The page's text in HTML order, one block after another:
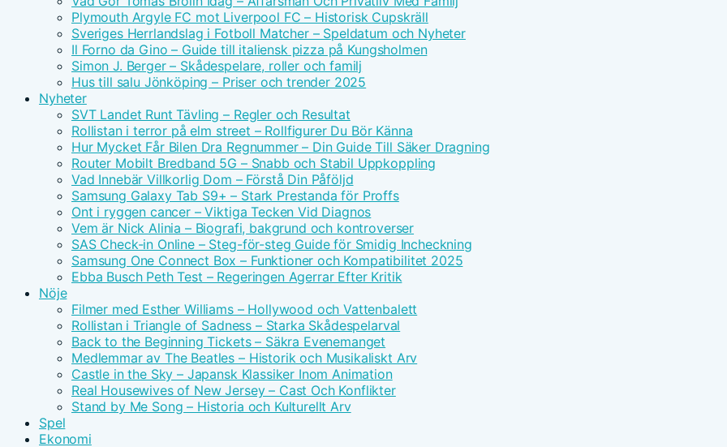
Plymouth Argyle FC mot Liverpool FC – Historisk Cupskräll
Sveriges Herrlandslag i Fotboll Matcher – Speldatum och Nyheter
Il Forno da Gino – Guide till italiensk pizza på Kungsholmen
Simon J. Berger – Skådespelare, roller och familj
Hus till salu Jönköping – Priser och trender 2025
Nyheter
SVT Landet Runt Tävling – Regler och Resultat
Rollistan i terror på elm street – Rollfigurer Du Bör Känna
Hur Mycket Får Bilen Dra Regnummer – Din Guide Till Säker Dragning
Router Mobilt Bredband 5G – Snabb och Stabil Uppkoppling
Vad Innebär Villkorlig Dom – Förstå Din Påföljd
Samsung Galaxy Tab S9+ – Stark Prestanda för Proffs
Ont i ryggen cancer – Viktiga Tecken Vid Diagnos
Vem är Nick Alinia – Biografi, bakgrund och kontroverser
SAS Check-in Online – Steg-för-steg Guide för Smidig Incheckning
Samsung One Connect Box – Funktioner och Kompatibilitet 2025
Ebba Busch Peth Test – Regeringen Agerrar Efter Kritik
Nöje
Filmer med Esther Williams – Hollywood och Vattenbalett
Rollistan i Triangle of Sadness – Starka Skådespelarval
Back to the Beginning Tickets – Säkra Evenemanget
Medlemmar av The Beatles – Historik och Musikaliskt Arv
Castle in the Sky – Japansk Klassiker Inom Animation
Real Housewives of New Jersey – Cast Och Konflikter
Stand by Me Song – Historia och Kulturellt Arv
Spel
Ekonomi